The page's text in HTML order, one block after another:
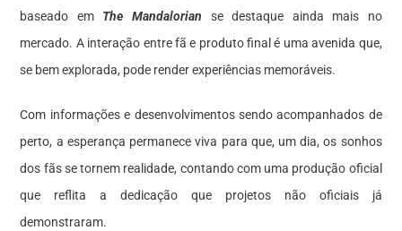
baseado em The Mandalorian se destaque ainda mais no
mercado. A interação entre fã e produto final é uma avenida que,
se bem explorada, pode render experiências memoráveis.
Com informações e desenvolvimentos sendo acompanhados de
perto, a esperança permanece viva para que, um dia, os sonhos
dos fãs se tornem realidade, contando com uma produção oficial
que reflita a dedicação que projetos não oficiais já
demonstraram.